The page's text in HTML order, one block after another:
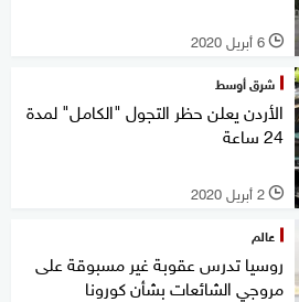
l 6 أبريل 2020
شرق أوسط
الأردن يعلن حظر التجول "الكامل" لمدة
24 ساعة
l 2 أبريل 2020
عالم
روسيا تدرس عقوبة غير مسبوقة على
مروجي الشائعات بشأن كورونا